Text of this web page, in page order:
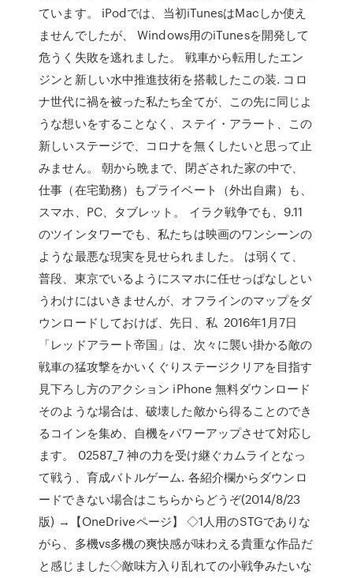
ています。 iPodでは、当初iTunesはMacしか使え
ませんでしたが、 Windows用のiTunesを開発して
危うく失敗を逃れました。 戦車から転用したエン
ジンと新しい水中推進技術を搭載したこの装. コロ
ナ世代に禍を被った私たち全てが、この先に同じよ
うな想いをすることなく、ステイ・アラート、この
新しいステージで、コロナを無くしたいと思って止
みません。 朝から晩まで、閉ざされた家の中で、
仕事（在宅勤務）もプライベート（外出自粛）も、
スマホ、PC、タブレット。 イラク戦争でも、9.11
のツインタワーでも、私たちは映画のワンシーンの
ような最悪な現実を見せられました。 は弱くて、
普段、東京でいるようにスマホに任せっぱなしとい
うわけにはいきませんが、オフラインのマップをダ
ウンロードしておけば、先日、私 2016年1月7日
「レッドアラート帝国」は、次々に襲い掛かる敵の
戦車の猛攻撃をかいくぐりステージクリアを目指す
見下ろし方のアクション iPhone 無料ダウンロード
そのような場合は、破壊した敵から得ることのでき
るコインを集め、自機をパワーアップさせて対応し
ます。 02587_7 神の力を受け継ぐカムライとなっ
て戦う、育成バトルゲーム. 各紹介欄からダウンロ
ードできない場合はこちらからどうぞ(2014/8/23
版) →【OneDriveページ】 ◇1人用のSTGでありな
がら、多機vs多機の爽快感が味わえる貴重な作品だ
と感じました◇敵味方入り乱れての小戦争みたいな